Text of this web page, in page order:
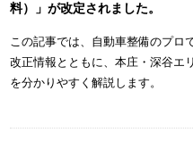
料）」が改定されました。
この記事では、自動車整備のプロ
改正情報とともに、本庄・深谷エ
を分かりやすく解説します。